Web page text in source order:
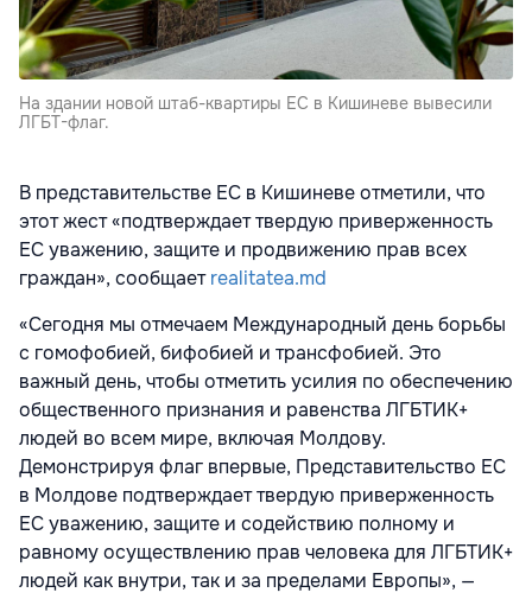
На здании новой штаб-квартиры ЕС в Кишиневе вывесили
ЛГБТ-флаг.
В представительстве ЕС в Кишиневе отметили, что
этот жест «подтверждает твердую приверженность
ЕС уважению, защите и продвижению прав всех
граждан», сообщаетrealitatea.md
«Сегодня мы отмечаем Международный день борьбы
с гомофобией, бифобией и трансфобией. Это
важный день, чтобы отметить усилия по обеспечению
общественного признания и равенства ЛГБТИК+
людей во всем мире, включая Молдову.
Демонстрируя флаг впервые, Представительство ЕС
в Молдове подтверждает твердую приверженность
ЕС уважению, защите и содействию полному и
равному осуществлению прав человека для ЛГБТИК+
людей как внутри, так и за пределами Европы», —